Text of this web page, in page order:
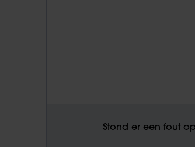
Stond er een fout